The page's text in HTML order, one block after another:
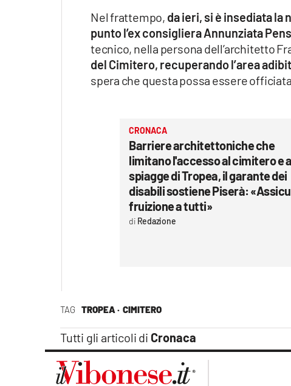
TAG TROPEA · CIMITERO
Tutti gli articoli di Cronaca
Nel frattempo, da ieri, si è insediata
punto l’ex consigliera Annunziata
tecnico, nella persona dell’architetto
del Cimitero, recuperando l’area
spera che questa possa essere
CRONACA
Barriere architettoniche che
limitano l'accesso al cimitero e
spiagge di Tropea, il garante dei
disabili sostiene Piserà:
fruizione a tutti»
Redazione